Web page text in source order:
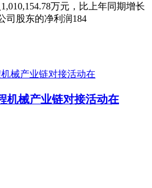
万元，比上年同期增长
司股东的净利润184
机械产业链对接活动在